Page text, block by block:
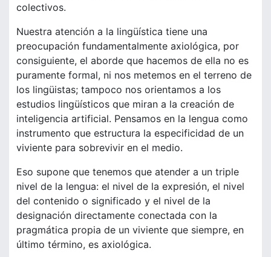
colectivos.
Nuestra atención a la lingüística tiene una
preocupación fundamentalmente axiológica, por
consiguiente, el aborde que hacemos de ella no es
puramente formal, ni nos metemos en el terreno de
los lingüistas; tampoco nos orientamos a los
estudios lingüísticos que miran a la creación de
inteligencia artificial. Pensamos en la lengua como
instrumento que estructura la especificidad de un
viviente para sobrevivir en el medio.
Eso supone que tenemos que atender a un triple
nivel de la lengua: el nivel de la expresión, el nivel
del contenido o significado y el nivel de la
designación directamente conectada con la
pragmática propia de un viviente que siempre, en
último término, es axiológica.